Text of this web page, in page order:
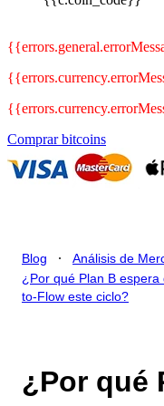
Comprar bitcoins
Blog . Análisis de
¿Por qué Plan B
to-Flow este ciclo?
¿Por qué